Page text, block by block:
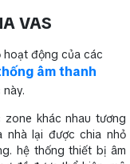
VAS
hoạt động của các
âm thanh
khác nhau tương
nhà lại được chia nhỏ
hệ thống thiết bị âm